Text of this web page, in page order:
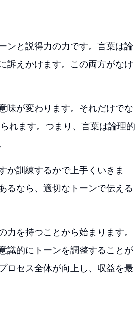
ンと説得力の力です。言葉は論
訴えかけます。この両方がなけ
味が変わります。それだけでな
れます。つまり、言葉は論理的
か訓練するかで上手くいきま
るなら、適切なトーンで伝える
を持つことから始まります。
識的にトーンを調整することが
ロセス全体が向上し、収益を最